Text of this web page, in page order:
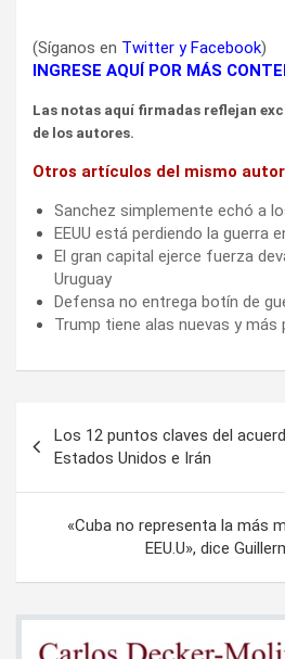
(Síganos en Twitter yFacebook)
INGRESE AQUÍ POR MÁS
Las notas aquí firmadas reflejan
de los autores.
Otros artículos del mismo
Sanchez simplemente echó a
EEUU está perdiendo la guerra
El gran capital ejerce fuerza
Uruguay
Defensa no entrega botín de
Trump tiene alas nuevas y más
de
entradas
Los 12 puntos claves del
Estados Unidos e Irán
«Cuba no representa la más
EEU.U», dice